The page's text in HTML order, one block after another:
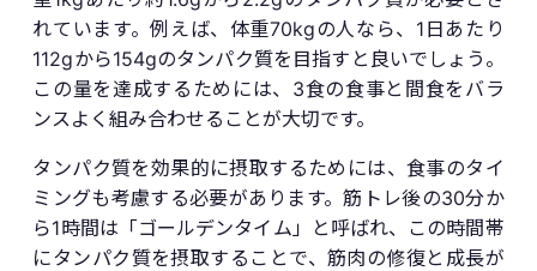
れています。例えば、体重70kgの人なら、1日あたり
112gから154gのタンパク質を目指すと良いでしょう。
この量を達成するためには、3食の食事と間食をバラ
ンスよく組み合わせることが大切です。
タンパク質を効果的に摂取するためには、食事のタイ
ミングも考慮する必要があります。筋トレ後の30分か
ら1時間は「ゴールデンタイム」と呼ばれ、この時間帯
にタンパク質を摂取することで、筋肉の修復と成長が